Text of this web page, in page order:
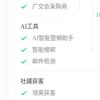
广交会采购商
AI工具
AI智能营销助手
智能搜邮
邮件检测
社媒获客
领英获客